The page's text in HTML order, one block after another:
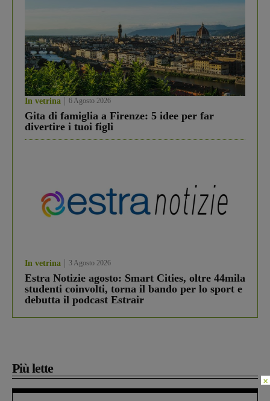
In vetrina 6 Agosto 2026
Gita di famiglia a Firenze: 5 idee per far
divertire i tuoi figli
In vetrina 3 Agosto 2026
Estra Notizie agosto: Smart Cities, oltre 44mila
studenti coinvolti, torna il bando per lo sport e
debutta il podcast Estrair
Più lette
×